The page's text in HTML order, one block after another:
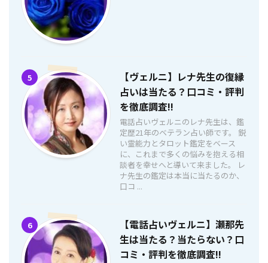
5
【ヴェルニ】レナ先生の復縁
占いは当たる？口コミ・評判
を徹底調査!!
電話占いヴェルニのレナ先生は、鑑
定歴21年のベテラン占い師です。 鋭
い霊能力とタロット鑑定をベース
に、これまで多くの悩みを抱える相
談者を幸せへと導いて来ました。 レ
ナ先生の鑑定は本当に当たるのか、
口コ ...
6
【電話占いヴェルニ】瀬那先
生は当たる？当たらない？口
コミ・評判を徹底調査!!